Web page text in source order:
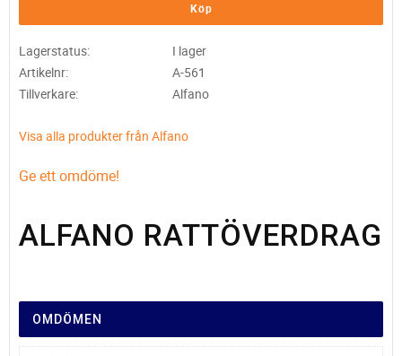
Köp
Lagerstatus
I lager
Artikelnr
A-561
Tillverkare
Alfano
Visa alla produkter från Alfano
Ge ett omdöme!
ALFANO RATTÖVERDRAG
OMDÖMEN